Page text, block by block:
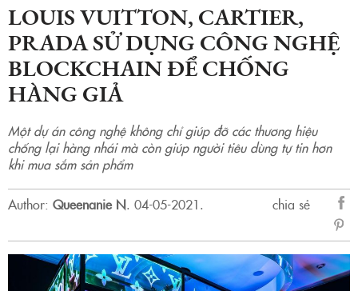
LOUIS VUITTON, CARTIER,
PRADA SỬ DỤNG CÔNG NGHỆ
BLOCKCHAIN ĐỂ CHỐNG
HÀNG GIẢ
Một dự án công nghệ không chỉ giúp đỡ các thương hiệu
chống lại hàng nhái mà còn giúp người tiêu dùng tự tin hơn
khi mua sắm sản phẩm
Author: Queenanie N. 04-05-2021.
chia sẻ
sẻ